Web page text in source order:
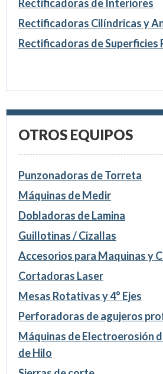
Rectificadoras de Interiores
Rectificadoras Cilíndricas y
Rectificadoras de Superficies
OTROS EQUIPOS
Punzonadoras de Torreta
Máquinas de Medir
Dobladoras de Lamina
Guillotinas / Cizallas
Accesorios para Maquinas y
Cortadoras Laser
Mesas Rotativas y 4° Ejes
Perforadoras de agujeros
Máquinas de Electroerosión
de Hilo